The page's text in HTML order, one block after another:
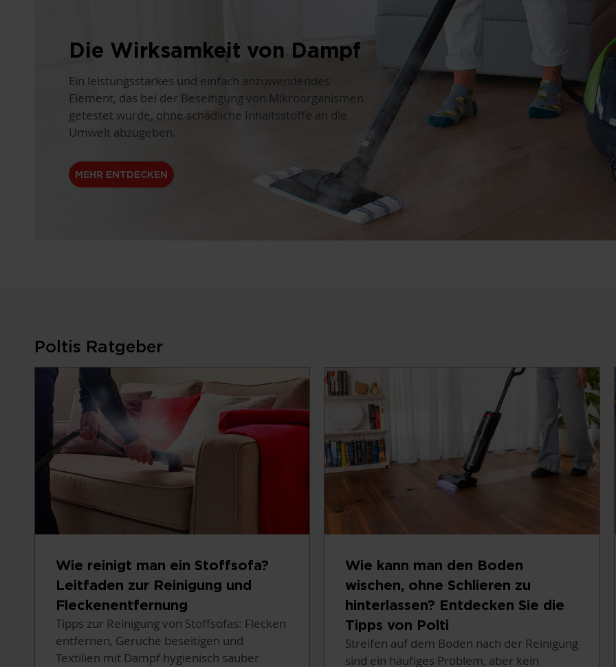
Die Wirksamkeit von Dampf
Ein leistungsstarkes und einfach anzuwendendes
Element, das bei der Beseitigung von Mikroorganismen
getestet wurde, ohne schädliche Inhaltsstoffe an die
Umwelt abzugeben.
MEHR ENTDECKEN
Poltis Ratgeber
Wie reinigt man ein Stoffsofa?
Leitfaden zur Reinigung und
Fleckenentfernung
Tipps zur Reinigung von Stoffsofas: Flecken
entfernen, Gerüche beseitigen und
Textilien mit Dampf hygienisch sauber
Wie kann man den Boden
wischen, ohne Schlieren zu
hinterlassen? Entdecken Sie die
Tipps von Polti
Streifen auf dem Boden nach der Reinigung
sind ein häufiges Problem, aber kein